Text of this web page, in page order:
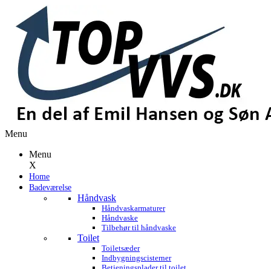
Menu
Menu
X
Home
Badeværelse
Håndvask
Håndvaskarmaturer
Håndvaske
Tilbehør til håndvaske
Toilet
Toiletsæder
Indbygningscisterner